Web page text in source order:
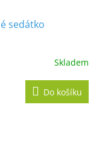
sedátko
Skladem
Do košíku